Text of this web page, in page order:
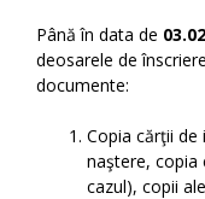
Până în data de
deosarele de
documente:
Copia cărţii
naştere, copia
cazul), copii